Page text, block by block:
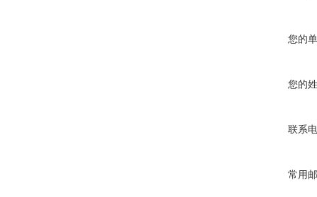
您的
您的
联系
常用